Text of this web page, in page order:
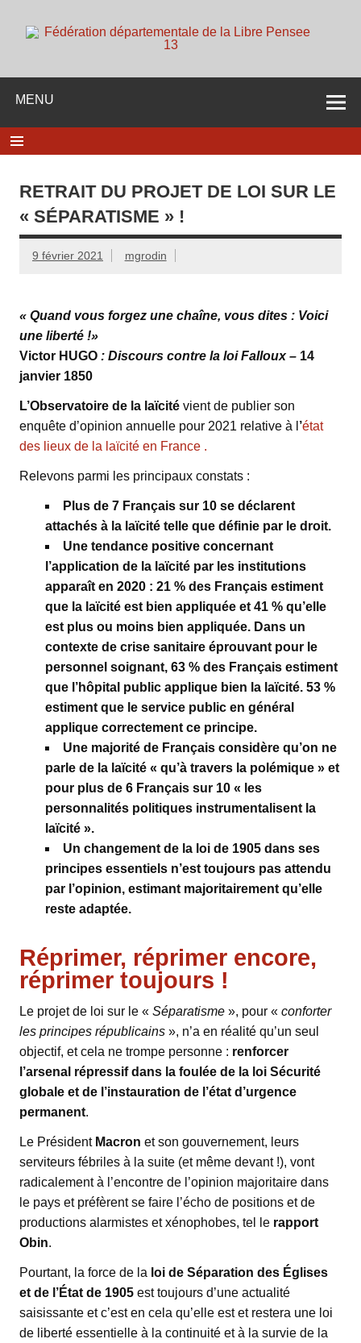
content
dieu ni maitre
MENU
RETRAIT DU PROJET DE LOI SUR LE
« SÉPARATISME » !
9 février 2021 mgrodin
« Quand vous forgez une chaîne, vous dites : Voici
une liberté !»
Victor HUGO : Discours contre la loi Falloux – 14
janvier 1850
L’Observatoire de la laïcité vient de publier son
enquête d’opinion annuelle pour 2021 relative à l ’état
des lieux de la laïcité en France .
Relevons parmi les principaux constats :
Plus de 7 Français sur 10 se déclarent
attachés à la laïcité telle que définie par le droit.
Une tendance positive concernant
l’application de la laïcité par les institutions
apparaît en 2020 : 21 % des Français estiment
que la laïcité est bien appliquée et 41 % qu’elle
est plus ou moins bien appliquée. Dans un
contexte de crise sanitaire éprouvant pour le
personnel soignant, 63 % des Français estiment
que l’hôpital public applique bien la laïcité. 53 %
estiment que le service public en général
applique correctement ce principe.
Une majorité de Français considère qu’on ne
parle de la laïcité « qu’à travers la polémique » et
pour plus de 6 Français sur 10 « les
personnalités politiques instrumentalisent la
laïcité ».
Un changement de la loi de 1905 dans ses
principes essentiels n’est toujours pas attendu
par l’opinion, estimant majoritairement qu’elle
reste adaptée.
Réprimer, réprimer encore,
réprimer toujours !
Le projet de loi sur le « Séparatisme », pour « conforter
les principes républicains », n’a en réalité qu’un seul
objectif, et cela ne trompe personne : renforcer
l’arsenal répressif dans la foulée de la loi Sécurité
globale et de l’instauration de l’état d’urgence
permanent.
Le Président Macron et son gouvernement, leurs
serviteurs fébriles à la suite (et même devant !), vont
radicalement à l’encontre de l’opinion majoritaire dans
le pays et préfèrent se faire l’écho de positions et de
productions alarmistes et xénophobes, tel le rapport
Obin.
Pourtant, la force de la loi de Séparation des Églises
et de l’État de 1905 est toujours d’une actualité
saisissante et c’est en cela qu’elle est et restera une loi
de liberté essentielle à la continuité et à la survie de la